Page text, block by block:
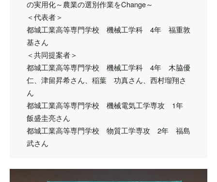
の実用化～農業の選別作業をChange～
＜代表者＞
都城工業高等専門学校 機械工学科 4年 福重敦
基さん
＜共同提案者＞
都城工業高等専門学校 機械工学科 4年 木脇優
仁、津留昇希さん、稲葉 功真さん、西村瑠翔さ
ん
都城工業高等専門学校 機械電気工学専攻 1年
飯盛圭亮さん
都城工業高等専門学校 物質工学専攻 2年 福島
武さん